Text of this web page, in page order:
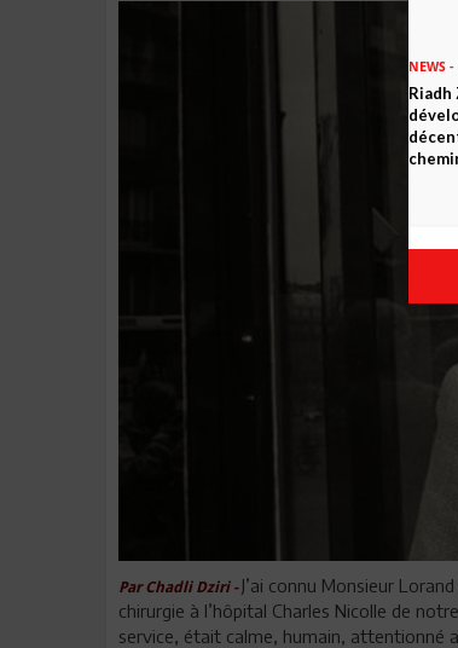
Par Chadli Dziri - J’ai connu Monsieur
chirurgie à l’hôpital Charles Nicolle de
service, était calme, humain, attentionné